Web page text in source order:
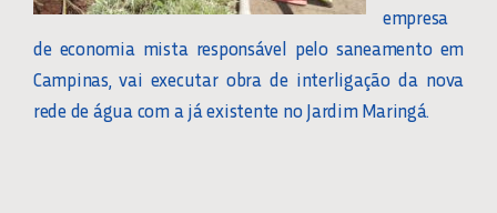
empresa
de economia mista responsável pelo saneamento em
Campinas, vai executar obra de interligação da nova
rede de água com a já existente no Jardim Maringá.